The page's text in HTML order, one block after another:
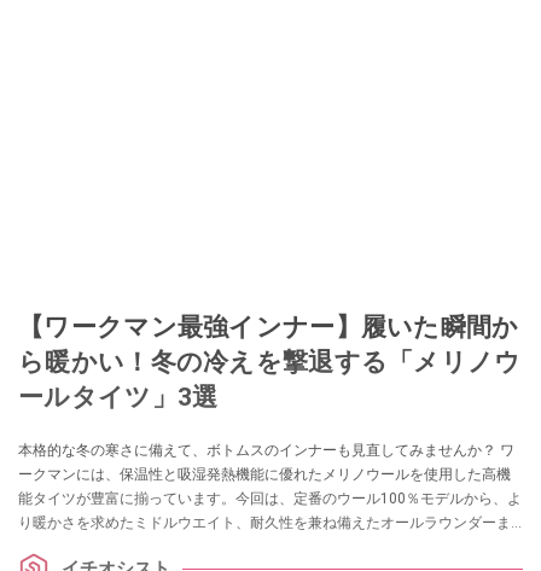
【ワークマン最強インナー】履いた瞬間か
ら暖かい！冬の冷えを撃退する「メリノウ
ールタイツ」3選
本格的な冬の寒さに備えて、ボトムスのインナーも見直してみませんか？ ワ
ークマンには、保温性と吸湿発熱機能に優れたメリノウールを使用した高機
能タイツが豊富に揃っています。今回は、定番のウール100％モデルから、よ
り暖かさを求めたミドルウエイト、耐久性を兼ね備えたオールラウンダーま